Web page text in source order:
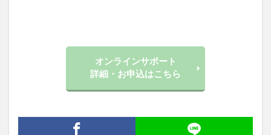
オンラインサポート
詳細・お申込はこちら